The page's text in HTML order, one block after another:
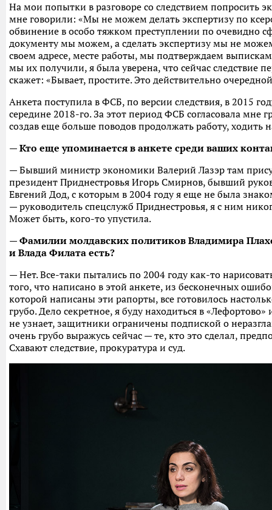
На мои попытки в разговоре со следствием попросить
мне говорили: «Мы не можем делать экспертизу по
обвинение в особо тяжком преступлении по очевидно
документу мы можем, а сделать экспертизу мы не
своем адресе, месте работы, мы подтверждаем
мы их получили, я была уверена, что сейчас следствие
скажет: «Бывает, простите. Это действительно
Анкета поступила в ФСБ, по версии следствия, в 2015
середине 2018-го. За этот период ФСБ согласовала мне
создав еще больше поводов продолжать работу, ходить
— Кто еще упоминается в анкете среди ваших
— Бывший министр экономики Валерий Лазэр там
президент Приднестровья Игорь Смирнов, бывший
Евгений Дод, с которым в 2004 году я еще не была
— руководитель спецслужб Приднестровья, я с ним
Может быть, кого-то упустила.
— Фамилии молдавских политиков Владимира
и Влада Филата есть?
— Нет. Все-таки пытались по 2004 году как-то
того, что написано в этой анкете, из бесконечных
которой написаны эти рапорты, все готовилось
грубо. Дело секретное, я буду находиться в
не узнает, защитники ограничены подпиской о
очень грубо выражусь сейчас — те, кто это сделал,
Схавают следствие, прокуратура и суд.